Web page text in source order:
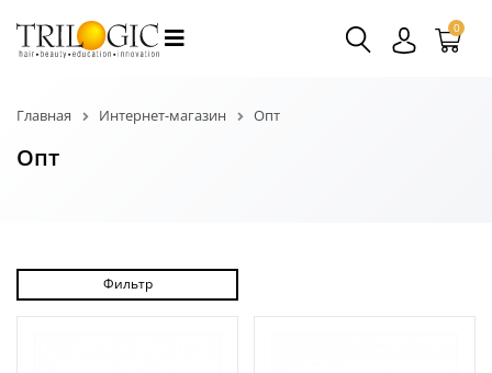
0
Главная Интернет-магазин Опт
Опт
Фильтр